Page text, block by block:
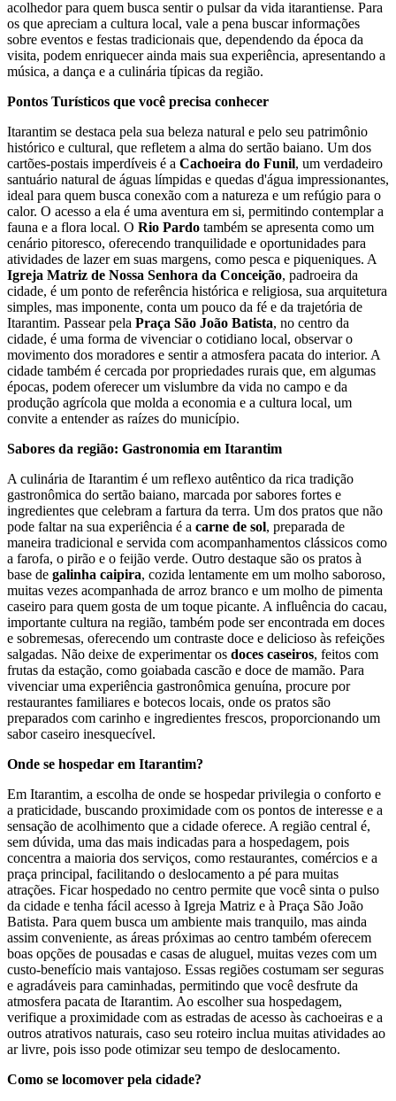
acolhedor para quem busca sentir o pulsar da vida itarantiense. Para
os que apreciam a cultura local, vale a pena buscar informações
sobre eventos e festas tradicionais que, dependendo da época da
visita, podem enriquecer ainda mais sua experiência, apresentando a
música, a dança e a culinária típicas da região.
Pontos Turísticos que você precisa conhecer
Itarantim se destaca pela sua beleza natural e pelo seu patrimônio
histórico e cultural, que refletem a alma do sertão baiano. Um dos
cartões-postais imperdíveis é a Cachoeira do Funil, um verdadeiro
santuário natural de águas límpidas e quedas d'água impressionantes,
ideal para quem busca conexão com a natureza e um refúgio para o
calor. O acesso a ela é uma aventura em si, permitindo contemplar a
fauna e a flora local. O Rio Pardo também se apresenta como um
cenário pitoresco, oferecendo tranquilidade e oportunidades para
atividades de lazer em suas margens, como pesca e piqueniques. A
Igreja Matriz de Nossa Senhora da Conceição, padroeira da
cidade, é um ponto de referência histórica e religiosa, sua arquitetura
simples, mas imponente, conta um pouco da fé e da trajetória de
Itarantim. Passear pela Praça São João Batista, no centro da
cidade, é uma forma de vivenciar o cotidiano local, observar o
movimento dos moradores e sentir a atmosfera pacata do interior. A
cidade também é cercada por propriedades rurais que, em algumas
épocas, podem oferecer um vislumbre da vida no campo e da
produção agrícola que molda a economia e a cultura local, um
convite a entender as raízes do município.
Sabores da região: Gastronomia em Itarantim
A culinária de Itarantim é um reflexo autêntico da rica tradição
gastronômica do sertão baiano, marcada por sabores fortes e
ingredientes que celebram a fartura da terra. Um dos pratos que não
pode faltar na sua experiência é a carne de sol, preparada de
maneira tradicional e servida com acompanhamentos clássicos como
a farofa, o pirão e o feijão verde. Outro destaque são os pratos à
base de galinha caipira, cozida lentamente em um molho saboroso,
muitas vezes acompanhada de arroz branco e um molho de pimenta
caseiro para quem gosta de um toque picante. A influência do cacau,
importante cultura na região, também pode ser encontrada em doces
e sobremesas, oferecendo um contraste doce e delicioso às refeições
salgadas. Não deixe de experimentar os doces caseiros, feitos com
frutas da estação, como goiabada cascão e doce de mamão. Para
vivenciar uma experiência gastronômica genuína, procure por
restaurantes familiares e botecos locais, onde os pratos são
preparados com carinho e ingredientes frescos, proporcionando um
sabor caseiro inesquecível.
Onde se hospedar em Itarantim?
Em Itarantim, a escolha de onde se hospedar privilegia o conforto e
a praticidade, buscando proximidade com os pontos de interesse e a
sensação de acolhimento que a cidade oferece. A região central é,
sem dúvida, uma das mais indicadas para a hospedagem, pois
concentra a maioria dos serviços, como restaurantes, comércios e a
praça principal, facilitando o deslocamento a pé para muitas
atrações. Ficar hospedado no centro permite que você sinta o pulso
da cidade e tenha fácil acesso à Igreja Matriz e à Praça São João
Batista. Para quem busca um ambiente mais tranquilo, mas ainda
assim conveniente, as áreas próximas ao centro também oferecem
boas opções de pousadas e casas de aluguel, muitas vezes com um
custo-benefício mais vantajoso. Essas regiões costumam ser seguras
e agradáveis para caminhadas, permitindo que você desfrute da
atmosfera pacata de Itarantim. Ao escolher sua hospedagem,
verifique a proximidade com as estradas de acesso às cachoeiras e a
outros atrativos naturais, caso seu roteiro inclua muitas atividades ao
ar livre, pois isso pode otimizar seu tempo de deslocamento.
Como se locomover pela cidade?